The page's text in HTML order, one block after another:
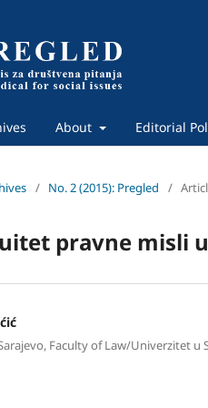
About Editorial
/ No. 2 (2015): Pregled /
pravne misli
Faculty of Law/Univerzitet u